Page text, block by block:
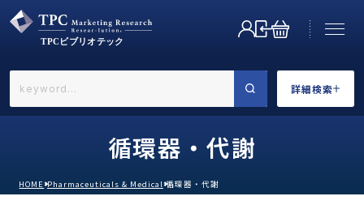
詳細検索
←戻る
循環器・代謝
HOME Pharmaceuticals & Medical 循環器・代謝